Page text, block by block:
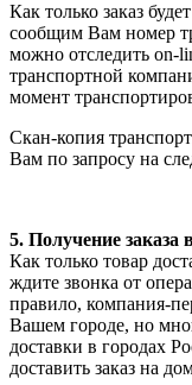
Как только заказ
сообщим Вам номер
можно отследить on-
транспортной
момент
Скан-копия
Вам по запросу на
5. Получение заказа
Как только товар
ждите звонка от
правило, компания-
Вашем городе, но
доставки в городах
доставить заказ на